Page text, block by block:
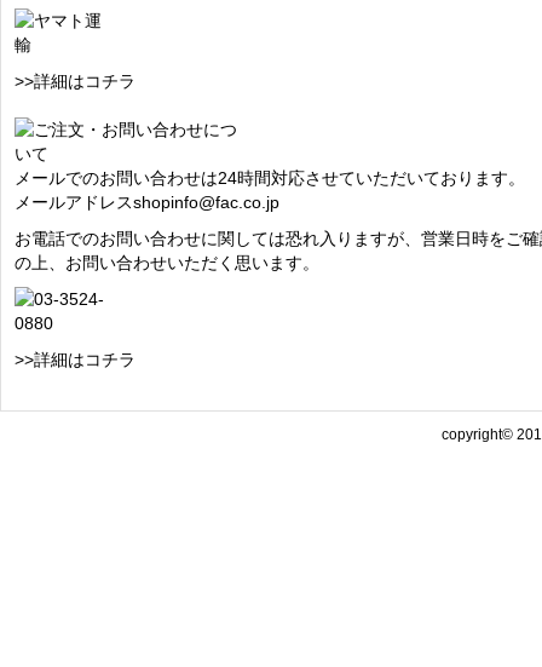
>>詳細はコチラ
メールでのお問い合わせは24時間対応させていただいております。
メールアドレスshopinfo@fac.co.jp
お電話でのお問い合わせに関しては恐れ入りますが、営業日時をご
の上、お問い合わせいただく思います。
>>詳細はコチラ
copyright©